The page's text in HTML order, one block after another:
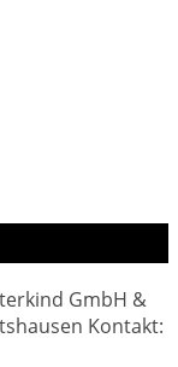
GmbH &
Kontakt: